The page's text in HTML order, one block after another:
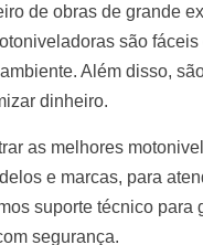
de obras de grande
são
Além disso,
dinheiro.
as melhores
e marcas, para
suporte técnico para
segurança.